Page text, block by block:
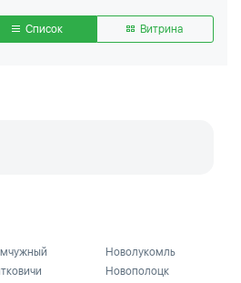
Список Витрина
Новолукомль
Новополоцк